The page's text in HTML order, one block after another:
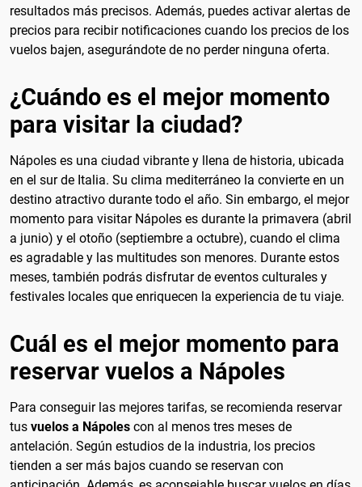
resultados más precisos. Además, puedes activar alertas de
precios para recibir notificaciones cuando los precios de los
vuelos bajen, asegurándote de no perder ninguna oferta.
¿Cuándo es el mejor momento
para visitar la ciudad?
Nápoles es una ciudad vibrante y llena de historia, ubicada
en el sur de Italia. Su clima mediterráneo la convierte en un
destino atractivo durante todo el año. Sin embargo, el mejor
momento para visitar Nápoles es durante la primavera (abril
a junio) y el otoño (septiembre a octubre), cuando el clima
es agradable y las multitudes son menores. Durante estos
meses, también podrás disfrutar de eventos culturales y
festivales locales que enriquecen la experiencia de tu viaje.
Cuál es el mejor momento para
reservar vuelos a Nápoles
Para conseguir las mejores tarifas, se recomienda reservar
tus vuelos a Nápoles con al menos tres meses de
antelación. Según estudios de la industria, los precios
tienden a ser más bajos cuando se reservan con